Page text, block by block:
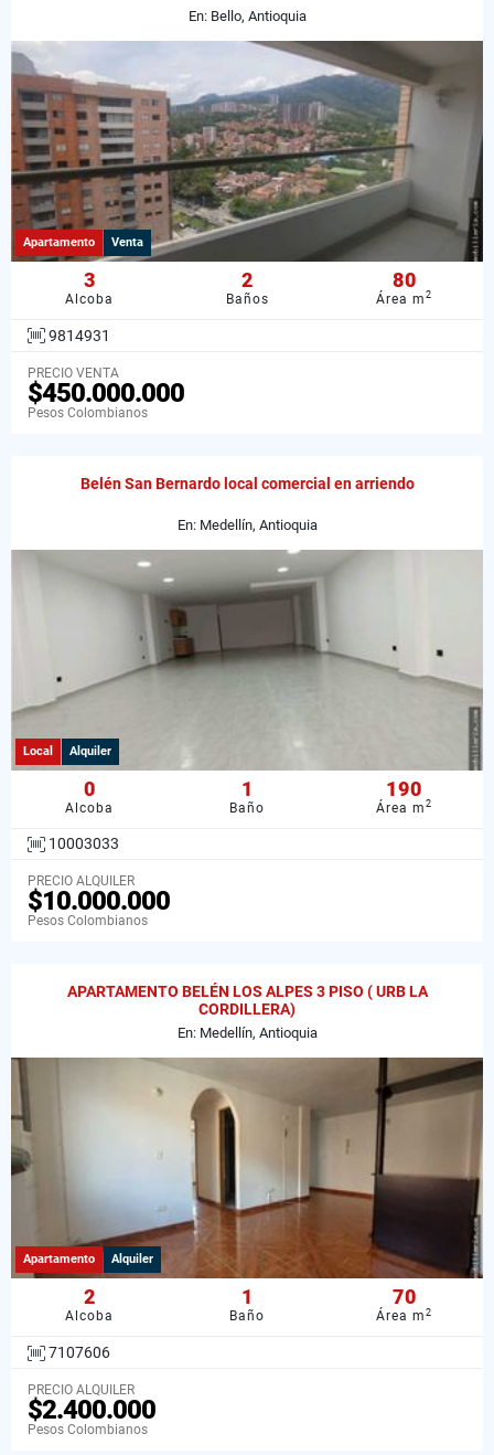
En: Bello, Antioquia
Apartamento Venta
3
Alcoba
2
Baños
80
Área m2
9814931
PRECIO VENTA
$450.000.000
Pesos Colombianos
Belén San Bernardo local comercial en arriendo
En: Medellín, Antioquia
Local Alquiler
0
Alcoba
1
Baño
190
Área m2
10003033
PRECIO ALQUILER
$10.000.000
Pesos Colombianos
APARTAMENTO BELÉN LOS ALPES 3 PISO ( URB LA
CORDILLERA)
En: Medellín, Antioquia
Apartamento Alquiler
2
Alcoba
1
Baño
70
Área m2
7107606
PRECIO ALQUILER
$2.400.000
Pesos Colombianos